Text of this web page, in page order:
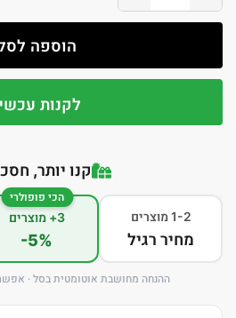
הוספה
לקנות
קנו יותר,
1-2 מוצרים
מחיר רגיל
הכי פופולרי
3+ מוצרים
-5%
ההנחה מחושבת אוטומטית בסל ·